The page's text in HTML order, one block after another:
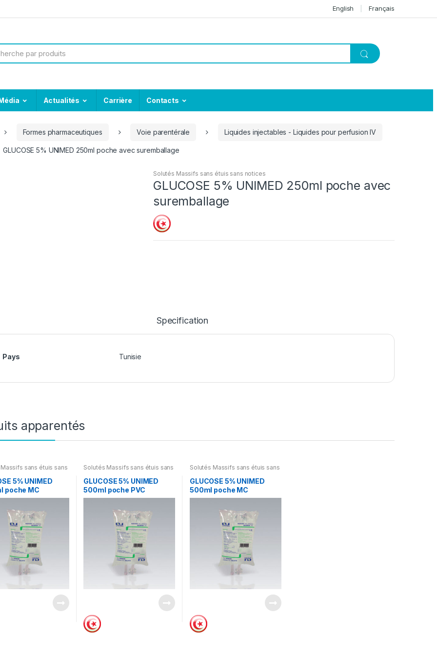
English Français
Actualités Carrière Contacts
Formes pharmaceutiques Voie parentérale Liquides injectables - Liquides pour perfusion IV
GLUCOSE 5% UNIMED 250ml poche avec suremballage
Solutés Massifs sans étuis sans notices
GLUCOSE 5% UNIMED 250ml poche avec
suremballage
Specification
Pays Tunisie
apparentés
sans étuis sans
5% UNIMED
poche MC
Solutés Massifs sans étuis sans
GLUCOSE 5% UNIMED
500ml poche PVC
Solutés Massifs sans étuis sans
GLUCOSE 5% UNIMED
500ml poche MC